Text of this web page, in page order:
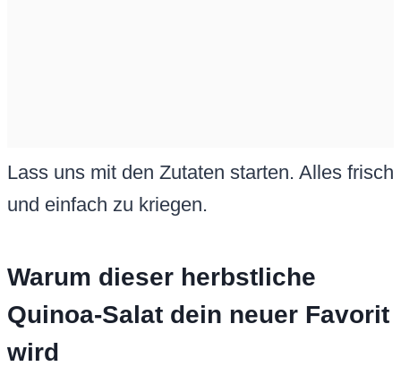
Lass uns mit den Zutaten starten. Alles frisch
und einfach zu kriegen.
Warum dieser herbstliche
Quinoa-Salat dein neuer Favorit
wird